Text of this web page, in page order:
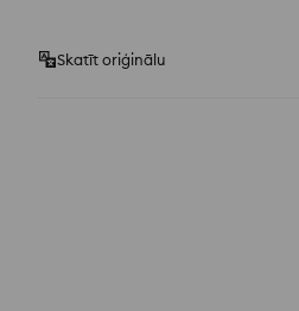
Skatīt oriģinālu